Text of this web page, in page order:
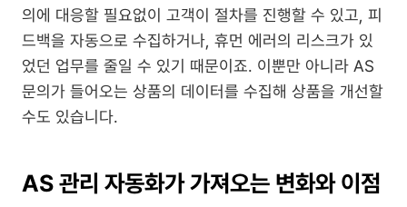
의에 대응할 필요없이 고객이 절차를 진행할 수 있고, 피
드백을 자동으로 수집하거나, 휴먼 에러의 리스크가 있
었던 업무를 줄일 수 있기 때문이죠. 이뿐만 아니라 AS
문의가 들어오는 상품의 데이터를 수집해 상품을 개선할
수도 있습니다.
AS 관리 자동화가 가져오는 변화와 이점